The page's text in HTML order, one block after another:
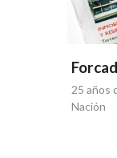
25 años
Nación